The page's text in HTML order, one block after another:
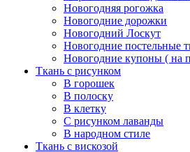
Новогодняя рогожка
Новогодние дорожки
Новогодний Лоскут
Новогодние постельные
Новогодние купоны ( на
Ткань с рисунком
В горошек
В полоску
В клетку
С рисунком лаванды
В народном стиле
Ткань с вискозой